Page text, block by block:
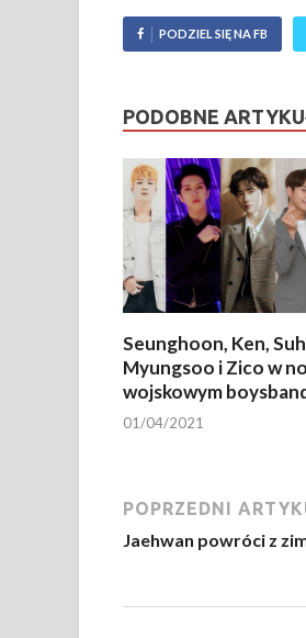
PODZIEL SIĘ NA FB
PODOBNE
Seunghoon, Ken,
Myungsoo i Zico w
wojskowym
01/04/2021
POPRZEDNI
Jaehwan powróci z